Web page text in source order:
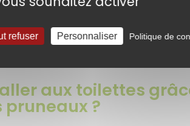
digestif !
aux toilettes
pruneaux ?
refuser Personnaliser Politique de